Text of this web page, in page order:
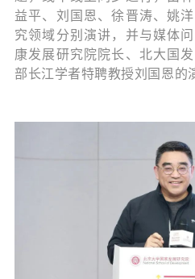
益平、刘国恩、徐晋涛、姚
究领域分别演讲，并与媒体
康发展研究院院长、北大国
部长江学者特聘教授刘国恩的